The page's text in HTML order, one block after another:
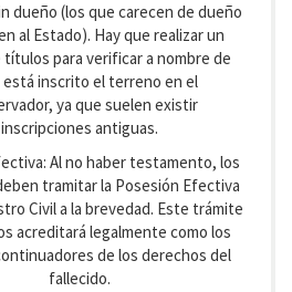
dueño (los que carecen de dueño
al Estado). Hay que realizar un
para verificar a nombre de
inscrito el terreno en el
ya que suelen existir
inscripciones antiguas.
Al no haber testamento, los
tramitar la Posesión Efectiva
Civil a la brevedad. Este trámite
acreditará legalmente como los
de los derechos del
fallecido.